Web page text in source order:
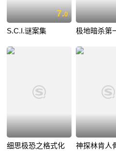
7.0
S.C.I.谜案集 极地暗杀第
细思极恐之格式化 神探林肯人